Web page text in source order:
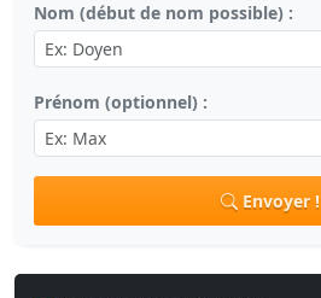
Nom (début de nom possible) :
Prénom (optionnel) :
Envoyer !